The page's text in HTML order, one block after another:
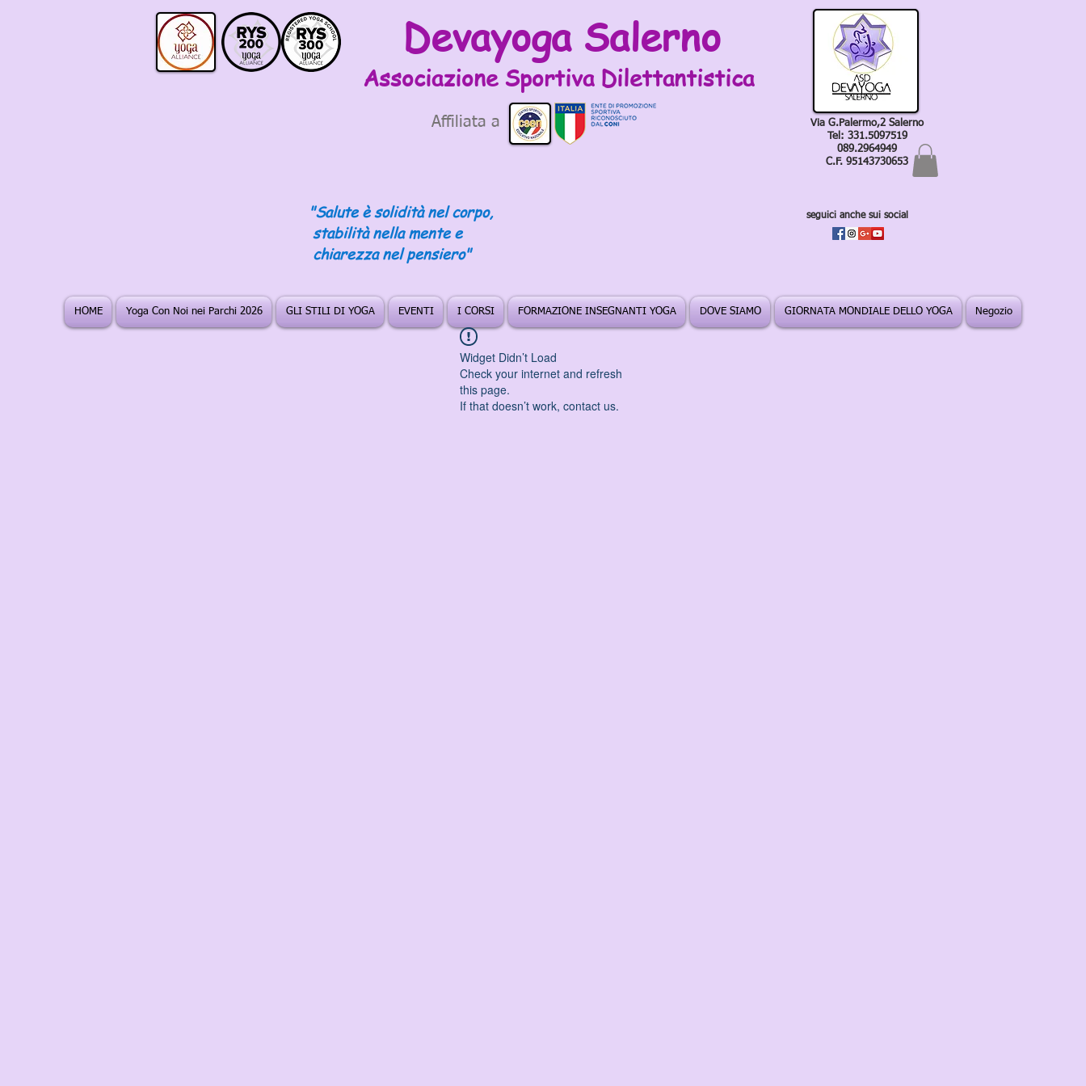
Devayoga Salerno
Associazione Sportiva Dilettantistica
Affiliata a
"Salute è solidità nel corpo,
stabilità nella mente e
chiarezza nel pensiero"
Via G.Palermo,2 Salerno
Tel: 331.5097519
089.2964949
C.F. 95143730653
seguici anche sui social
HOME Yoga Con Noi nei Parchi 2026 GLI STILI DI YOGA EVENTI I CORSI FORMAZIONE INSEGNANTI YOGA DOVE SIAMO GIORNATA MONDIALE DELLO YOGA Negozio
Widget Didn’t Load
Check your internet and refresh
this page.
If that doesn’t work, contact us.